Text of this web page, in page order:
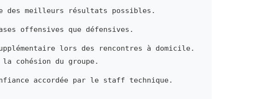
des meilleurs résultats possibles.
offensives que défensives.
lors des rencontres à domicile.
cohésion du groupe.
accordée par le staff technique.